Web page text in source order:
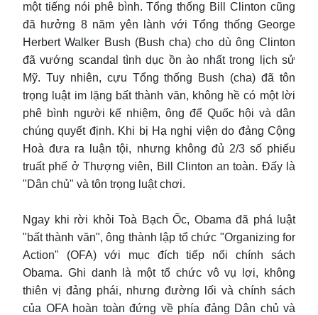
một tiếng nói phê bình. Tổng thống Bill Clinton cũng
đã hưởng 8 năm yên lành với Tổng thống George
Herbert Walker Bush (Bush cha) cho dù ông Clinton
đã vướng scandal tình dục ồn ào nhất trong lịch sử
Mỹ. Tuy nhiên, cựu Tổng thống Bush (cha) đã tôn
trọng luật im lặng bất thành văn, không hề có một lời
phê bình người kế nhiệm, ông để Quốc hội và dân
chúng quyết định. Khi bị Hạ nghị viện do đảng Cộng
Hoà đưa ra luận tội, nhưng không đủ 2/3 số phiếu
truất phế ở Thượng viên, Bill Clinton an toàn. Đấy là
"Dân chủ" và tôn trọng luật chơi.
Ngay khi rời khỏi Toà Bạch Ốc, Obama đã phá luật
"bất thành văn", ông thành lập tổ chức "Organizing for
Action" (OFA) với mục đích tiếp nối chính sách
Obama. Ghi danh là một tổ chức vô vụ lợi, không
thiên vị đảng phái, nhưng đường lối và chính sách
của OFA hoàn toàn đứng về phía đảng Dân chủ và